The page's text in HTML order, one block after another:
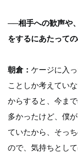
──相手への歓声や
をするにあたって
朝倉： ケージに入
ことしか考えてい
からすると、今ま
多かったけど、僕
ていたから、そっ
ので、気持ちとし